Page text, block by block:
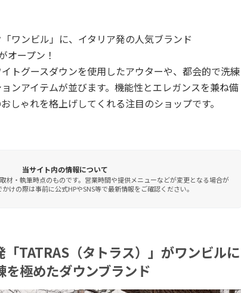
ワンビル」に、イタリア発の人気ブランド
オープン！
トグースダウンを使用したアウターや、都会的で洗練
ンアイテムが並びます。機能性とエレガンスを兼ね備
しゃれを格上げしてくれる注目のショップです。
当サイト内の情報について
材・執筆時点のものです。営業時間や提供メニューなどが変更となる場合が
けの際は事前に公式HPやSNS等で最新情報をご確認ください。
TATRAS（タトラス）」がワンビルに
極めたダウンブランド